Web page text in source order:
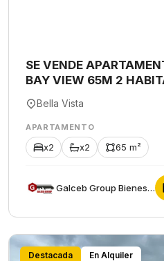
SE VENDE
BAY VIEW 65M 2
Bella Vista
APARTAMENTO
x2 x2 65 m²
Galceb Group Bienes Raices
Destacada En Alquiler